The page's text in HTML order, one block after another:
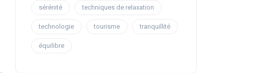
sérénité techniques de relaxation
technologie tourisme tranquillité
équilibre